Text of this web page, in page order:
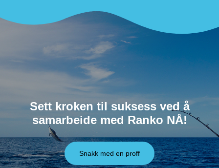
Sett kroken til suksess ved å
samarbeide med Ranko NÅ!
Snakk med en proff